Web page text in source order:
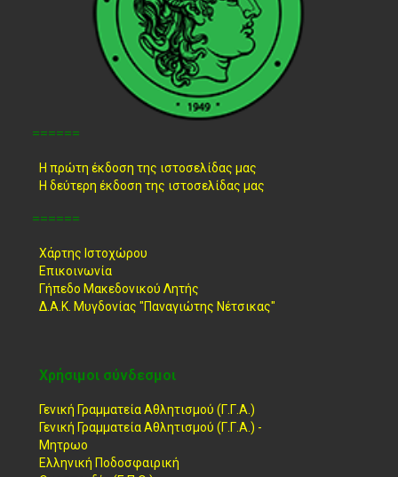
======
Η πρώτη έκδοση της ιστοσελίδας μας
Η δεύτερη έκδοση της ιστοσελίδας μας
======
Χάρτης Ιστοχώρου
Επικοινωνία
Γήπεδο Μακεδονικού Λητής
Δ.Α.Κ. Μυγδονίας "Παναγιώτης Νέτσικας"
Χρήσιμοι σύνδεσμοι
Γενική Γραμματεία Αθλητισμού (Γ.Γ.Α.)
Γενική Γραμματεία Αθλητισμού (Γ.Γ.Α.) -
Μητρωο
Ελληνική Ποδοσφαιρική